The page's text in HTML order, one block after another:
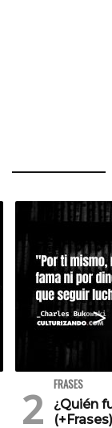
FRASES
¿Quién
(+Frases)